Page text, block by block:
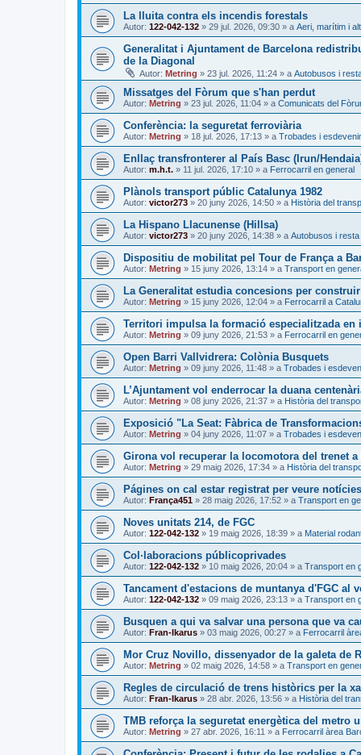
La lluita contra els incendis forestals
Autor: 122-042-132 » 29 jul. 2026, 09:30 » a Aeri, marítim i
Generalitat i Ajuntament de Barcelona
de la Diagonal
Autor: Metring » 23 jul. 2026, 11:24 » a Autobusos i
Missatges del Fòrum que s'han perdut
Autor: Metring » 23 jul. 2026, 11:04 » a Comunicats del
Conferència: la seguretat ferroviària
Autor: Metring » 18 jul. 2026, 17:13 » a Trobades i
Enllaç transfronterer al País Basc (Irun/
Autor: m.h.t. » 11 jul. 2026, 17:10 » a Ferrocarril en general
Plànols transport públic Catalunya 1982
Autor: victor273 » 20 juny 2026, 14:50 » a Història del
La Hispano Llacunense (Hillsa)
Autor: victor273 » 20 juny 2026, 14:38 » a Autobusos i
Dispositiu de mobilitat pel Tour de França a
Autor: Metring » 15 juny 2026, 13:14 » a Transport en
La Generalitat estudia concesions per
Autor: Metring » 15 juny 2026, 12:04 » a Ferrocarril a
Territori impulsa la formació especialitzada en
Autor: Metring » 09 juny 2026, 21:53 » a Ferrocarril en
Open Barri Vallvidrera: Colònia Busquets
Autor: Metring » 09 juny 2026, 11:48 » a Trobades i
L’Ajuntament vol enderrocar la duana
Autor: Metring » 08 juny 2026, 21:37 » a Història del
Exposició "La Seat: Fàbrica de
Autor: Metring » 04 juny 2026, 11:07 » a Trobades i
Girona vol recuperar la locomotora del trenet
Autor: Metring » 29 maig 2026, 17:34 » a Història del
Págines on cal estar registrat per veure
Autor: França451 » 28 maig 2026, 17:52 » a Transport en
Noves unitats 214, de FGC
Autor: 122-042-132 » 19 maig 2026, 18:39 » a Material
Col·laboracions públicoprivades
Autor: 122-042-132 » 10 maig 2026, 20:04 » a Transport en
Tancament d'estacions de muntanya d'FGC al
Autor: 122-042-132 » 09 maig 2026, 23:13 » a Transport en
Busquen a qui va salvar una persona que va
Autor: Fran-Ikarus » 03 maig 2026, 00:27 » a Ferrocarril
Mor Cruz Novillo, dissenyador de la galeta de
Autor: Metring » 02 maig 2026, 14:58 » a Transport en
Regles de circulació de trens històrics per la
Autor: Fran-Ikarus » 28 abr. 2026, 13:56 » a Història del
TMB reforça la seguretat energètica del metro
Autor: Metring » 27 abr. 2026, 16:11 » a Ferrocarril àrea